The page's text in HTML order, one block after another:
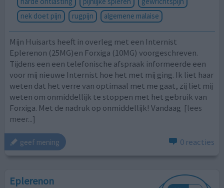
nek doet pijn
rugpijn algemene malaise
Mijn Huisarts heeft in overleg met een Internist
Eplerenon (25MG)en Forxiga (10MG) voorgeschreven.
Tijdens een een telefonische afspraak informeerde een
voor mij nieuwe Internist hoe het met mij ging. Ik liet haar
weten dat het verre van optimaal met me gaat, zij liet mij
weten om onmiddellijk te stoppen met het gebruik van
Forxiga. Met de nadruk op onmiddellijk! Vandaag [lees
meer...]
geef mening 0 reacties
Eplerenon